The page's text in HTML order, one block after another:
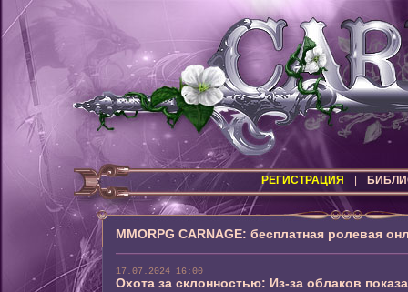
РЕГИСТРАЦИЯ
MMORPG CARNAGE: бесплатная ролевая
17.07.2024 16:00
Охота за склонностью: Из-за облаков